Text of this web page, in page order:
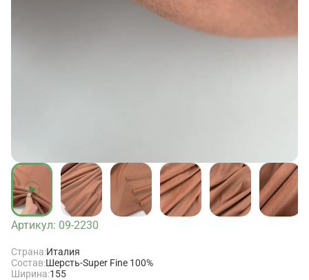
Артикул: 09-2230
Страна:Италия
Состав:Шерсть-Super Fine 100%
Ширина:155